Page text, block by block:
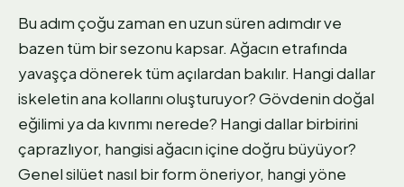
Bu adım çoğu zaman en uzun süren adımdır ve
bazen tüm bir sezonu kapsar. Ağacın etrafında
yavaşça dönerek tüm açılardan bakılır. Hangi dallar
iskeletin ana kollarını oluşturuyor? Gövdenin doğal
eğilimi ya da kıvrımı nerede? Hangi dallar birbirini
çaprazlıyor, hangisi ağacın içine doğru büyüyor?
Genel silüet nasıl bir form öneriyor, hangi yöne